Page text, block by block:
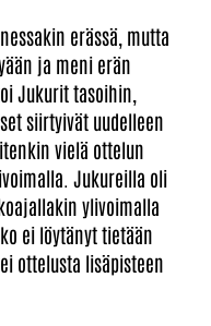
erässä, mutta
ja meni erän
Jukurit tasoihin,
siirtyivät uudelleen
vielä ottelun
Jukureilla oli
ylivoimalla
ei löytänyt tietään
ottelusta lisäpisteen